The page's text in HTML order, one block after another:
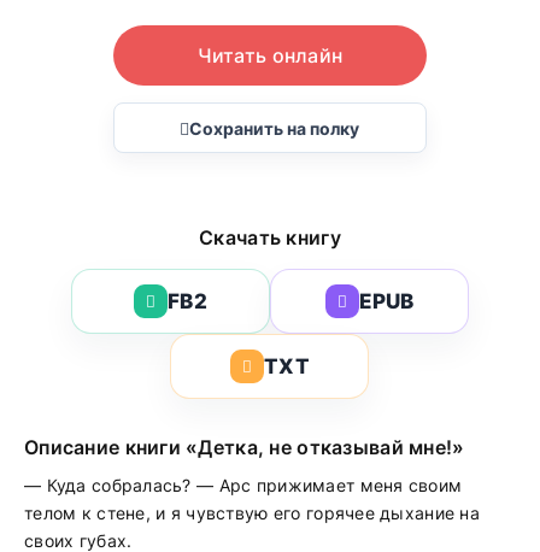
Читать онлайн
Сохранить на полку
Скачать книгу
FB2 EPUB
TXT
Описание книги «Детка, не отказывай мне!»
— Куда собралась? — Арс прижимает меня своим
телом к стене, и я чувствую его горячее дыхание на
своих губах.